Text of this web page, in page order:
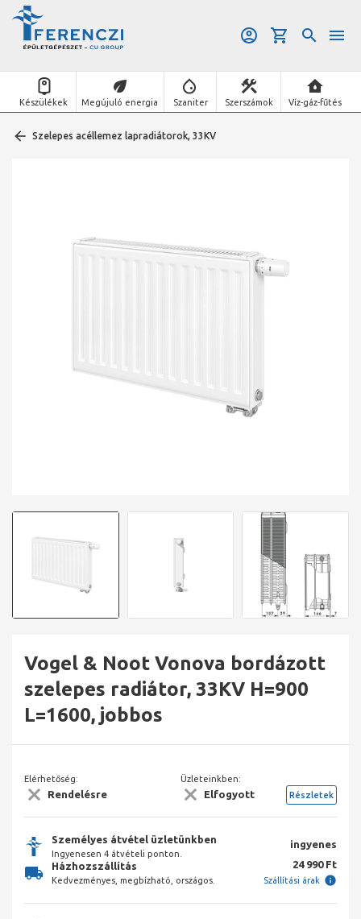
Készülékek Megújuló energia Szaniter Szerszámok Víz-gáz-fűtés
Szelepes acéllemez lapradiátorok, 33KV
Vogel & Noot Vonova bordázott
szelepes radiátor, 33KV H=900
L=1600, jobbos
Elérhetőség:
Rendelésre
Üzleteinkben:
Elfogyott Részletek
Személyes átvétel üzletünkben
Ingyenesen 4 átvételi ponton.
ingyenes
Házhozszállítás
Kedvezményes, megbízható, országos.
24 990 Ft
Szállítási árak